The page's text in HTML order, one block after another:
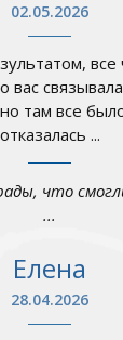
02.05.2026
все
вас
там все
отказалась ...
что
...
Елена
28.04.2026